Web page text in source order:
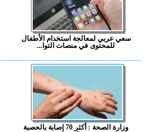
سعي عربي لمعالجة استخدام الأطفال
للمحتوى في منصات التوا...
وزارة الصحة : أكثر 70 إصابة بالحصبة